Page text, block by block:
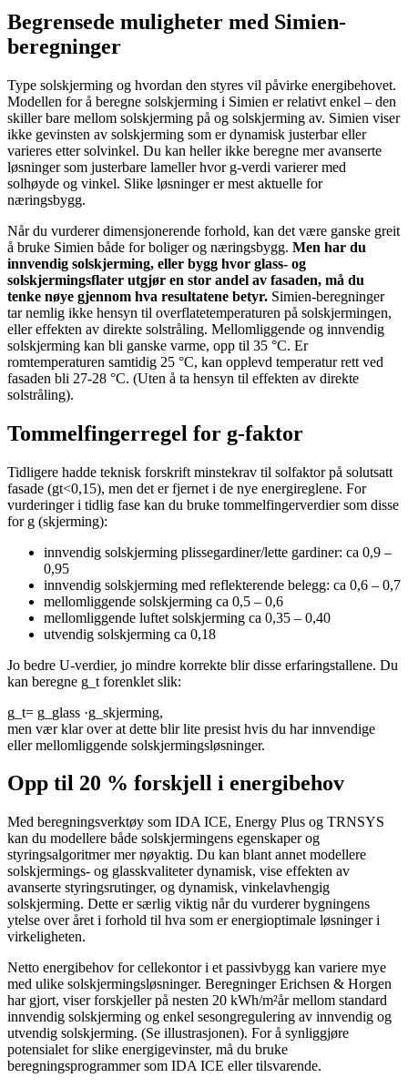
Begrensede muligheter med Simien-
beregninger
Type solskjerming og hvordan den styres vil påvirke energibehovet.
Modellen for å beregne solskjerming i Simien er relativt enkel – den
skiller bare mellom solskjerming på og solskjerming av. Simien viser
ikke gevinsten av solskjerming som er dynamisk justerbar eller
varieres etter solvinkel. Du kan heller ikke beregne mer avanserte
løsninger som justerbare lameller hvor g-verdi varierer med
solhøyde og vinkel. Slike løsninger er mest aktuelle for
næringsbygg.
Når du vurderer dimensjonerende forhold, kan det være ganske greit
å bruke Simien både for boliger og næringsbygg. Men har du
innvendig solskjerming, eller bygg hvor glass- og
solskjermingsflater utgjør en stor andel av fasaden, må du
tenke nøye gjennom hva resultatene betyr. Simien-beregninger
tar nemlig ikke hensyn til overflatetemperaturen på solskjermingen,
eller effekten av direkte solstråling. Mellomliggende og innvendig
solskjerming kan bli ganske varme, opp til 35 °C. Er
romtemperaturen samtidig 25 °C, kan opplevd temperatur rett ved
fasaden bli 27-28 °C. (Uten å ta hensyn til effekten av direkte
solstråling).
Tommelfingerregel for g-faktor
Tidligere hadde teknisk forskrift minstekrav til solfaktor på solutsatt
fasade (gt<0,15), men det er fjernet i de nye energireglene. For
vurderinger i tidlig fase kan du bruke tommelfingerverdier som disse
for g (skjerming):
innvendig solskjerming plissegardiner/lette gardiner: ca 0,9 –
0,95
innvendig solskjerming med reflekterende belegg: ca 0,6 – 0,7
mellomliggende solskjerming ca 0,5 – 0,6
mellomliggende luftet solskjerming ca 0,35 – 0,40
utvendig solskjerming ca 0,18
Jo bedre U-verdier, jo mindre korrekte blir disse erfaringstallene. Du
kan beregne g_t forenklet slik:
g_t= g_glass ·g_skjerming,
men vær klar over at dette blir lite presist hvis du har innvendige
eller mellomliggende solskjermingsløsninger.
Opp til 20 % forskjell i energibehov
Med beregningsverktøy som IDA ICE, Energy Plus og TRNSYS
kan du modellere både solskjermingens egenskaper og
styringsalgoritmer mer nøyaktig. Du kan blant annet modellere
solskjermings- og glasskvaliteter dynamisk, vise effekten av
avanserte styringsrutinger, og dynamisk, vinkelavhengig
solskjerming. Dette er særlig viktig når du vurderer bygningens
ytelse over året i forhold til hva som er energioptimale løsninger i
virkeligheten.
Netto energibehov for cellekontor i et passivbygg kan variere mye
med ulike solskjermingsløsninger. Beregninger Erichsen & Horgen
har gjort, viser forskjeller på nesten 20 kWh/m²år mellom standard
innvendig solskjerming og enkel sesongregulering av innvendig og
utvendig solskjerming. (Se illustrasjonen). For å synliggjøre
potensialet for slike energigevinster, må du bruke
beregningsprogrammer som IDA ICE eller tilsvarende.